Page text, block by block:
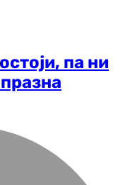
па ни